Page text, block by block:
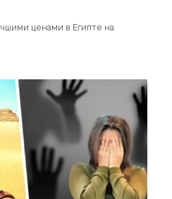
ценами в Египте на